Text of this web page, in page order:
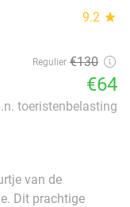
9.2 star
Regulier €130
€64
toeristenbelasting
van de
Dit prachtige